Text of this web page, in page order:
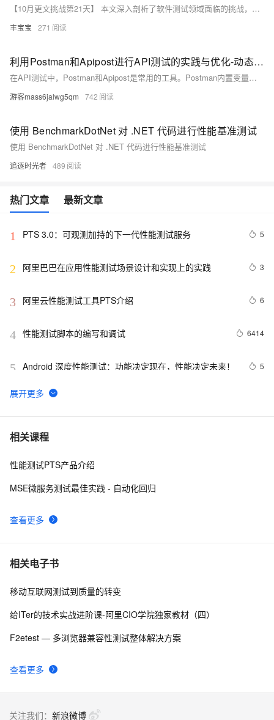
【10月更文挑战第21天】 本文深入剖析了软件测试领域面临的挑战，聚焦于自动化测试框架的选择与优化这一核心议题。不同于传统摘要的概述方式，本文将以一个虚拟案例“X项目”为线索，通过该项目从手动测试困境到自动化转型的成功历程，生动展现如何根据项目特性精准匹配自动化工具（如Selenium、Appium等），并结合CI/CD流程进行深度集成与持续优化，最终实现测试效率与质量的双重飞跃。读者将跟随“X项目”团队的视角，直观感受自动化框架选型的策略性思考及实践中的优化技巧，获得可借鉴的实战经验。 ####
丰宝宝 271
利用Postman和Apipost进行API测试的实践与优化-动态参数
在API测试中，Postman和Apipost是常用的工具。Postman内置变量功能有限，面对复杂场景时需编写JavaScript脚本，增加了维护成本。而Apipost提供丰富的内置变量、可视化动态值配置和低代码操作，支持生成真实随机数据，如邮箱、手机号等，显著提升测试效率和灵活性。对于复杂测试场景，Apipost是更好的选择，能有效降低开发与维护成本，提高测试工作的便捷性和可维护性。
游客mass6jalwg5qm 742
使用 BenchmarkDotNet 对 .NET 代码进行性能基准测试
使用 BenchmarkDotNet 对 .NET 代码进行性能基准测试
追逐时光者 489
热门文章 最新文章
1 PTS 3.0：可观测加持的下一代性能测试服务 5
2 阿里巴巴在应用性能测试场景设计和实现上的实践 3
3 阿里云性能测试工具PTS介绍 6
4 性能测试脚本的编写和调试 6414
5 Android 深度性能测试：功能决定现在，性能决定未来！ 5
6
【云吞铺子】业务系统性能压测最佳实践（二）--业
7 如何做“健康码”的性能压测
8 测试过程控制----如何开展性能测试
相关课程
查看更多
性能测试PTS产品介绍
MSE微服务测试最佳实践 - 自动化回归
相关电子书
查看更多
移动互联网测试到质量的转变
给ITer的技术实战进阶课-阿里CIO学院独家教材（四）
F2etest — 多浏览器兼容性测试整体解决方案
关注我们： 新浪微博